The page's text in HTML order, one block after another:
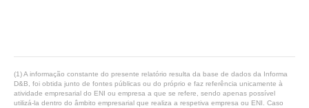
(1) A informação constante do presente relatório resulta da base de dados da Informa
D&B, foi obtida junto de fontes públicas ou do próprio e faz referência unicamente à
atividade empresarial do ENI ou empresa a que se refere, sendo apenas possível
utilizá-la dentro do âmbito empresarial que realiza a respetiva empresa ou ENI. Caso